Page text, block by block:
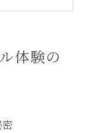
ネットアー
体験の